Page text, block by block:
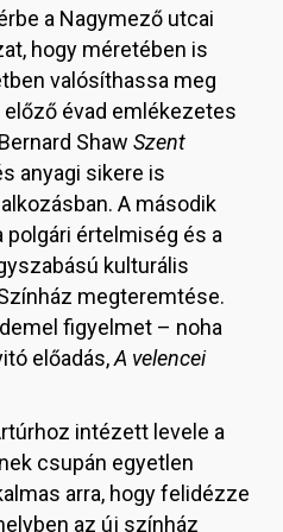
a Nagymező utcai
hogy méretében is
valósíthassa meg
évad emlékezetes
Shaw Szent
anyagi sikere is
A második
értelmiség és a
kulturális
megteremtése.
figyelmet – noha
előadás,A velencei
intézett levele a
csupán egyetlen
arra, hogy felidézze
az új színház